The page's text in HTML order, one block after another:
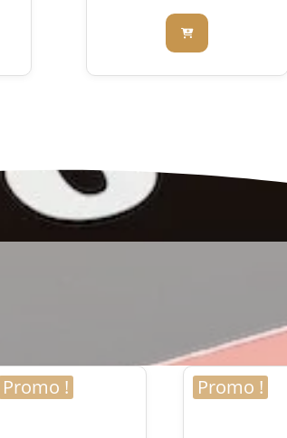
Promo ! Promo !